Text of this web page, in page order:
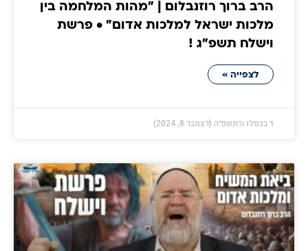
הרב ברוך רוזנבלום | ״מהות המלחמה בין
מלכות ישראל למלכות אדום״ • פרשת
וישלח תשפ״ג !
לצפייה »
ז׳ בכסלו ה׳תשפ״ה (דצמבר 8, 2024)